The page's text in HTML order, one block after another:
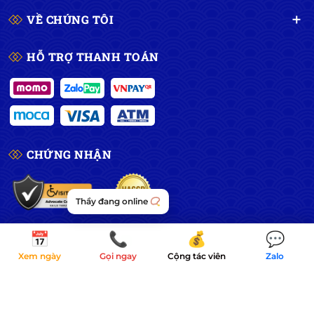
VỀ CHÚNG TÔI
HỖ TRỢ THANH TOÁN
CHỨNG NHẬN
©2026 Dịch Vụ Tâm Linh Sài Gòn – CÔNG TY CP
📅
Xem ngày
📞
Gọi ngay
💰
Cộng tác viên
💬
Zalo